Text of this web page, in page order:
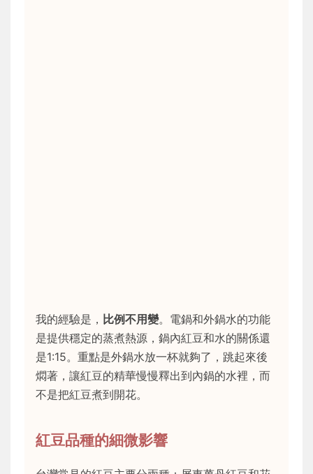
我的經驗是， 比例不用變。電鍋和外鍋水的功能
是提供穩定的蒸煮熱源，鍋內紅豆和水的關係還
是1:15。重點是外鍋水放一杯就夠了，跳起來後
燜著，讓紅豆的精華慢慢釋出到內鍋的水裡，而
不是把紅豆煮到開花。
紅豆品種的細微影響